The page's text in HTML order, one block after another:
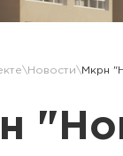
Новости Мкрн